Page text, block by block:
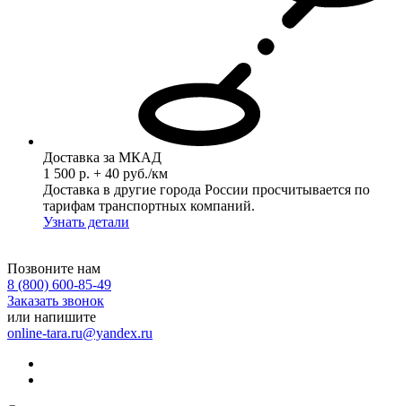
Доставка за МКАД
1 500 р. + 40 руб./км
Доставка в другие города России просчитывается по
тарифам транспортных компаний.
Узнать детали
Позвоните нам
8 (800) 600-85-49
Заказать звонок
или напишите
online-tara.ru@yandex.ru